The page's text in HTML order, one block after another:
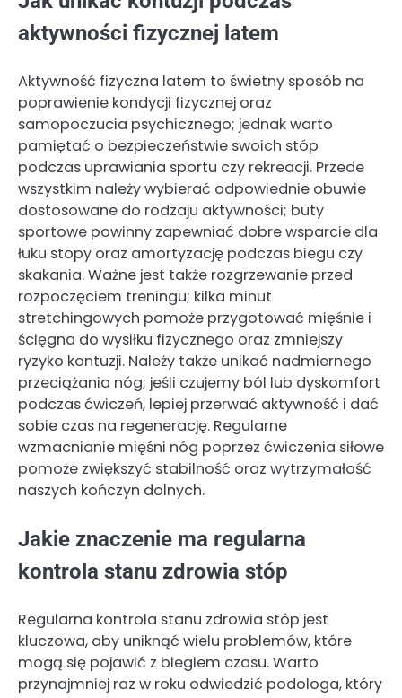
aktywności fizycznej latem
Aktywność fizyczna latem to świetny sposób na
poprawienie kondycji fizycznej oraz
samopoczucia psychicznego; jednak warto
pamiętać o bezpieczeństwie swoich stóp
podczas uprawiania sportu czy rekreacji. Przede
wszystkim należy wybierać odpowiednie obuwie
dostosowane do rodzaju aktywności; buty
sportowe powinny zapewniać dobre wsparcie dla
łuku stopy oraz amortyzację podczas biegu czy
skakania. Ważne jest także rozgrzewanie przed
rozpoczęciem treningu; kilka minut
stretchingowych pomoże przygotować mięśnie i
ścięgna do wysiłku fizycznego oraz zmniejszy
ryzyko kontuzji. Należy także unikać nadmiernego
przeciążania nóg; jeśli czujemy ból lub dyskomfort
podczas ćwiczeń, lepiej przerwać aktywność i dać
sobie czas na regenerację. Regularne
wzmacnianie mięśni nóg poprzez ćwiczenia siłowe
pomoże zwiększyć stabilność oraz wytrzymałość
naszych kończyn dolnych.
Jakie znaczenie ma regularna
kontrola stanu zdrowia stóp
Regularna kontrola stanu zdrowia stóp jest
kluczowa, aby uniknąć wielu problemów, które
mogą się pojawić z biegiem czasu. Warto
przynajmniej raz w roku odwiedzić podologa, który